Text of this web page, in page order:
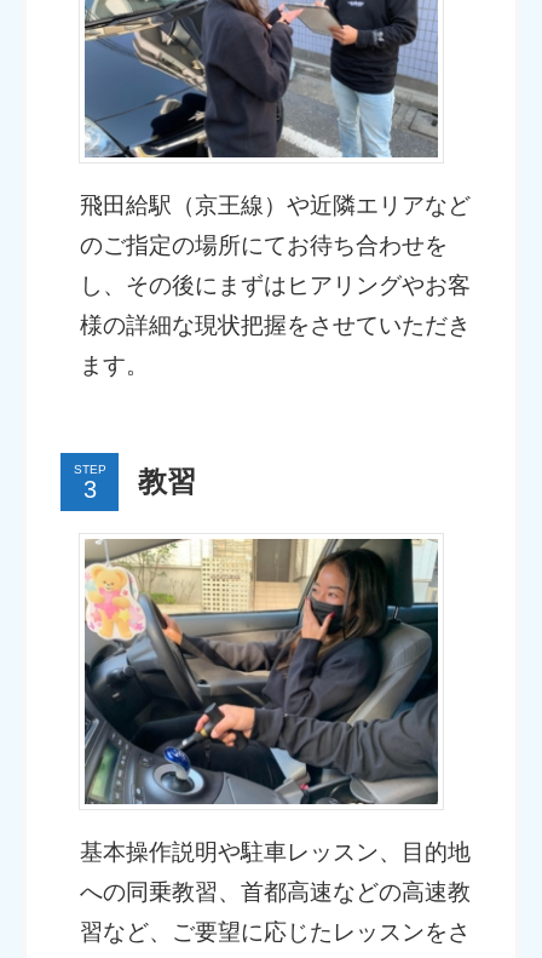
飛田給駅（京王線）や近隣エリアなど
のご指定の場所にてお待ち合わせを
し、その後にまずはヒアリングやお客
様の詳細な現状把握をさせていただき
ます。
STEP 教習
基本操作説明や駐車レッスン、目的地
への同乗教習、首都高速などの高速教
習など、ご要望に応じたレッスンをさ